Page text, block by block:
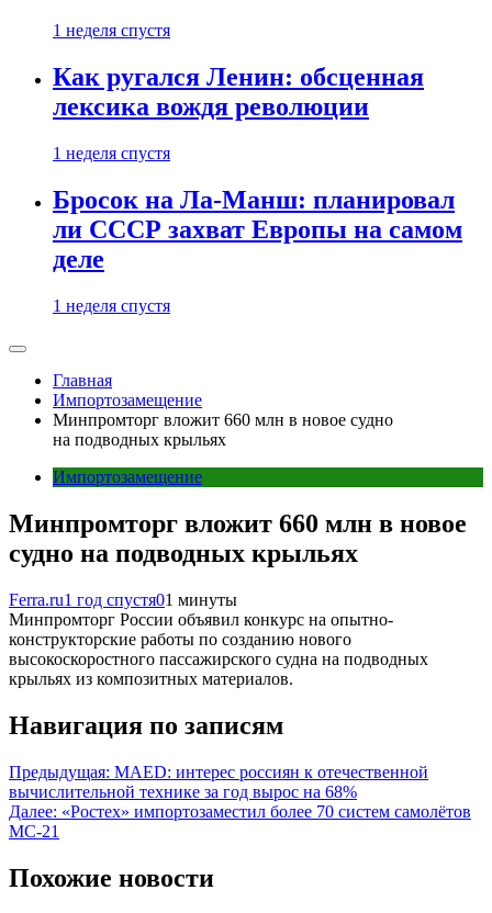
1 неделя спустя
Как ругался Ленин: обсценная
лексика вождя революции
1 неделя спустя
Бросок на Ла-Манш: планировал
ли СССР захват Европы на самом
деле
1 неделя спустя
Главная
Импортозамещение
Минпромторг вложит 660 млн в новое судно
на подводных крыльях
Импортозамещение
Минпромторг вложит 660 млн в новое
судно на подводных крыльях
Ferra.ru1 год спустя01 минуты
Минпромторг России объявил конкурс на опытно-
конструкторские работы по созданию нового
высокоскоростного пассажирского судна на подводных
крыльях из композитных материалов.
Навигация по записям
Предыдущая: MAED: интерес россиян к отечественной
вычислительной технике за год вырос на 68%
Далее: «Ростех» импортозаместил более 70 систем самолётов
МС-21
Похожие новости